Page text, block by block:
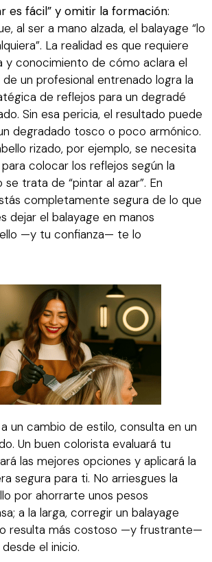
es fácil” y omitir la formación:
al ser a mano alzada, el balayage “lo
La realidad es que requiere
y conocimiento de cómo aclara el
un profesional entrenado logra la
de reflejos para un degradé
Sin esa pericia, el resultado puede
degradado tosco o poco armónico.
rizado, por ejemplo, se necesita
colocar los reflejos según la
trata de “pintar al azar”. En
completamente segura de lo que
dejar el balayage en manos
—y tu confianza— te lo
un cambio de estilo, consulta en un
Un buen colorista evaluará tu
las mejores opciones y aplicará la
segura para ti. No arriesgues la
por ahorrarte unos pesos
a la larga, corregir un balayage
resulta más costoso —y frustrante—
el inicio.